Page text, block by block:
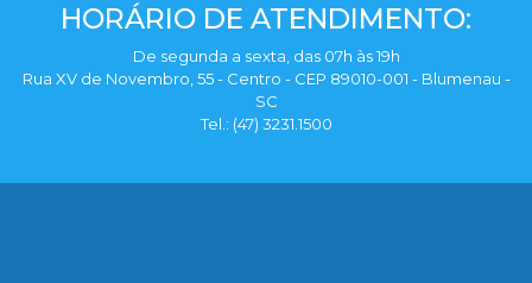
HORÁRIO DE ATENDIMENTO:
De segunda a sexta, das 07h às 19h
Rua XV de Novembro, 55 - Centro - CEP 89010-001 - Blumenau -
SC
Tel.: (47) 3231.1500